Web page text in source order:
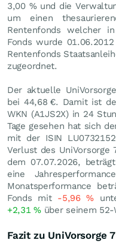
3,00 % und die
um einen
Rentenfonds welcher
Fonds wurde
Rentenfonds
zugeordnet.
Der aktuelle
bei 44,68 €. Damit ist
WKN (A1JS2X) in 24
Tage gesehen hat sich
mit der ISIN
Verlust des UniVorsorge
dem 07.07.2026, beträgt
eine
Monatsperformance
Fonds mit -5,96%
+2,31%über seinem 52-
Fazit zu UniVorsorge